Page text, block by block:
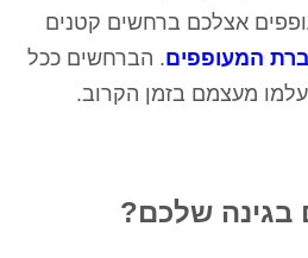
אצלכם ברחשים קטנים
המעופפים. הברחשים ככל
מעצמם בזמן הקרוב.
בגינה שלכם?